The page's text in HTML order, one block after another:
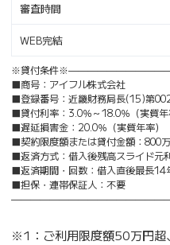
審査時間
WEB完結
※貸付条件
■商号：アイフル株式会社
■登録番号：近畿財務局長(15)第
■貸付利率：3.0％～18.0％（実質年
■遅延損害金：20.0％（実質年率）
■契約限度額または貸付金額：800万
■返済方式：借入後残高スライド元
■返済期間・回数：借入直後最長14
■担保・連帯保証人：不要
※1：ご利用限度額50万円超